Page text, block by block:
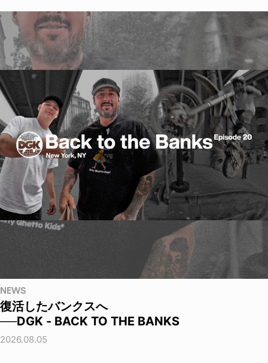
NEWS
復活したバンクスへ
──DGK - BACK TO THE BANKS
2026.08.05